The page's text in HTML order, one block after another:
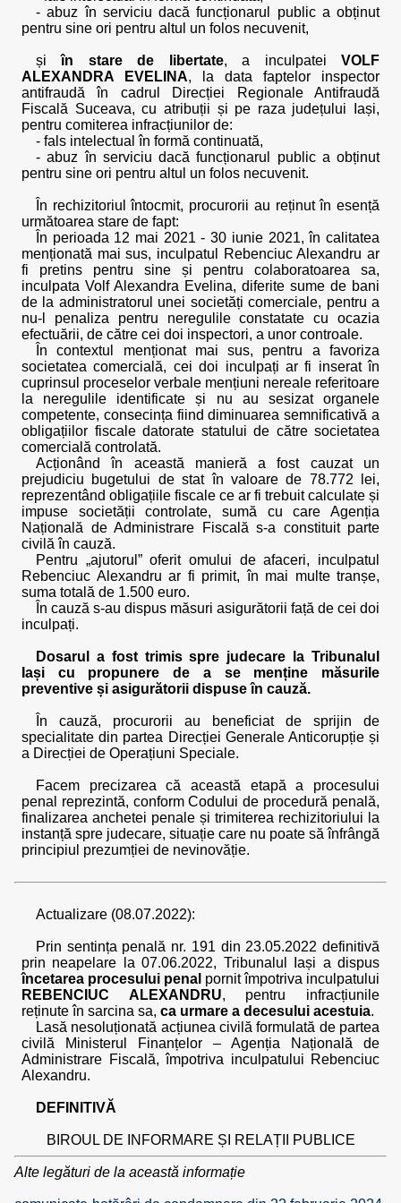
- abuz în serviciu dacă funcționarul public a obținut
pentru sine ori pentru altul un folos necuvenit,
șiîn stare de libertate, a inculpateiVOLF
ALEXANDRA EVELINA, la data faptelor inspector
antifraudă în cadrul Direcției Regionale Antifraudă
Fiscală Suceava, cu atribuții și pe raza județului Iași,
pentru comiterea infracțiunilor de:
- fals intelectual în formă continuată,
- abuz în serviciu dacă funcționarul public a obținut
pentru sine ori pentru altul un folos necuvenit.
În rechizitoriul întocmit, procurorii au reținut în esență
următoarea stare de fapt:
În perioada 12 mai 2021 - 30 iunie 2021, în calitatea
menționată mai sus, inculpatul Rebenciuc Alexandru ar
fi pretins pentru sine și pentru colaboratoarea sa,
inculpata Volf Alexandra Evelina, diferite sume de bani
de la administratorul unei societăți comerciale, pentru a
nu-l penaliza pentru neregulile constatate cu ocazia
efectuării, de către cei doi inspectori, a unor controale.
În contextul menționat mai sus, pentru a favoriza
societatea comercială, cei doi inculpați ar fi inserat în
cuprinsul proceselor verbale mențiuni nereale referitoare
la neregulile identificate și nu au sesizat organele
competente, consecința fiind diminuarea semnificativă a
obligațiilor fiscale datorate statului de către societatea
comercială controlată.
Acționând în această manieră a fost cauzat un
prejudiciu bugetului de stat în valoare de 78.772 lei,
reprezentând obligațiile fiscale ce ar fi trebuit calculate și
impuse societății controlate, sumă cu care Agenția
Națională de Administrare Fiscală s-a constituit parte
civilă în cauză.
Pentru „ajutorul” oferit omului de afaceri, inculpatul
Rebenciuc Alexandru ar fi primit, în mai multe tranșe,
suma totală de 1.500 euro.
În cauză s-au dispus măsuri asigurătorii față de cei doi
inculpați.
Dosarul a fost trimis spre judecare la Tribunalul
Iași cu propunere de a se menține măsurile
preventive și asigurătorii dispuse în cauză.
În cauză, procurorii au beneficiat de sprijin de
specialitate din partea Direcției Generale Anticorupție și
a Direcției de Operațiuni Speciale.
Facem precizarea că această etapă a procesului
penal reprezintă, conform Codului de procedură penală,
finalizarea anchetei penale și trimiterea rechizitoriului la
instanță spre judecare, situație care nu poate să înfrângă
principiul prezumției de nevinovăție.
Actualizare (08.07.2022):
Prin sentința penală nr. 191 din 23.05.2022 definitivă
prin neapelare la 07.06.2022, Tribunalul Iași a dispus
încetarea procesului penal pornit împotriva inculpatului
REBENCIUC ALEXANDRU, pentru infracțiunile
reținute în sarcina sa, ca urmare a decesului acestuia.
Lasă nesoluționată acțiunea civilă formulată de partea
civilă Ministerul Finanțelor – Agenția Națională de
Administrare Fiscală, împotriva inculpatului Rebenciuc
Alexandru.
DEFINITIVĂ
BIROUL DE INFORMARE ȘI RELAȚII PUBLICE
Alte legături de la această informație